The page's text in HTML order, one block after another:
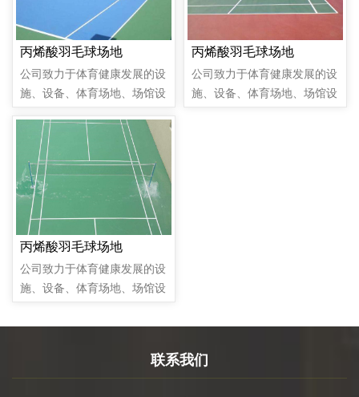
丙烯酸羽毛球场地
公司致力于体育健康发展的设
施、设备、体育场地、场馆设
胶等相关的设计、研发、销
售、策划为一体的方案解决现
代化公司。​
丙烯酸羽毛球场地
公司致力于体育健康发展的设
施、设备、体育场地、场馆设
丙烯酸羽毛球场地
公司致力于体育健康发展的设
施、设备、体育场地、场馆设
胶等相关的设计、研发、销
联系我们